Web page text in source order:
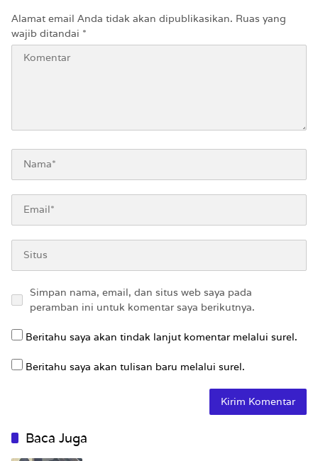
Alamat email Anda tidak akan dipublikasikan. Ruas yang
wajib ditandai *
Simpan nama, email, dan situs web saya pada
peramban ini untuk komentar saya berikutnya.
Beritahu saya akan tindak lanjut komentar melalui surel.
Beritahu saya akan tulisan baru melalui surel.
Baca Juga